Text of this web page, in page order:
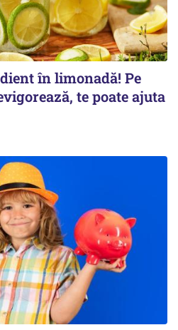
în limonadă! Pe
te poate ajuta